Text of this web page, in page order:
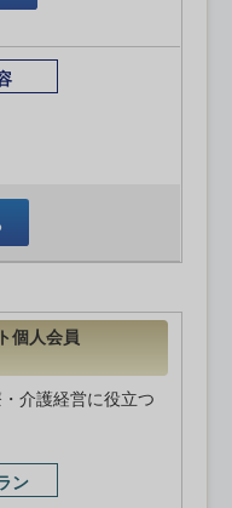
個人会員
介護経営に役立つ
ン